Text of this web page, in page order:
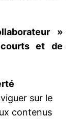
»
courts et de
sur le
contenus